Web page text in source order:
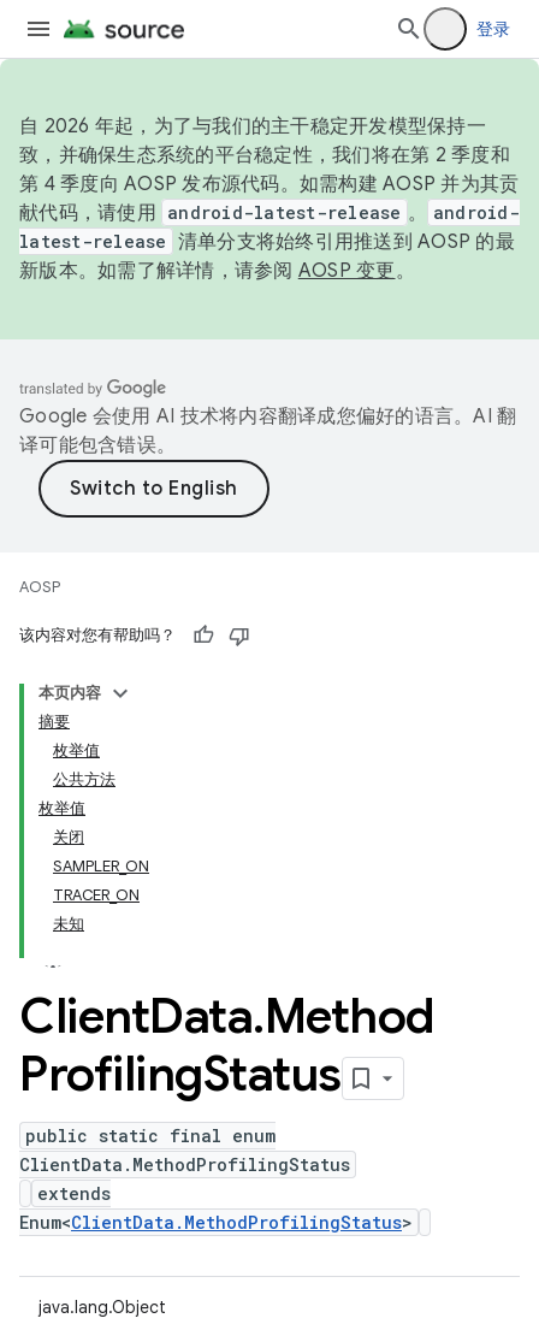
登录
自 2026 年起，为了与我们的主干稳定开发模型保持一
致，并确保生态系统的平台稳定性，我们将在第 2 季度和
第 4 季度向 AOSP 发布源代码。如需构建 AOSP 并为其贡
献代码，请使用 android-latest-release 。
android-
latest-release 清单分支将始终引用推送到 AOSP 的最
新版本。如需了解详情，请参阅 AOSP 变更。
Google 会使用 AI 技术将内容翻译成您偏好的语言。AI 翻
译可能包含错误。
AOSP
该内容对您有帮助吗？
本页内容
摘要
枚举值
公共方法
枚举值
关闭
SAMPLER_ON
TRACER_ON
未知
ClientData.Method
ProfilingStatus
public static final enum
ClientData.MethodProfilingStatus
extends
Enum<ClientData.MethodProfilingStatus>
java.lang.Object